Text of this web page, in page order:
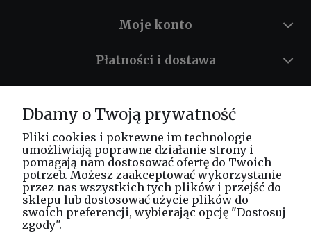
Moje konto
Płatności i dostawa
O nas
Masz pytania? Zadzwoń!
tel. kom. 730 994 188
Dbamy o Twoją prywatność
Pliki cookies i pokrewne im technologie
umożliwiają poprawne działanie strony i
pomagają nam dostosować ofertę do Twoich
potrzeb. Możesz zaakceptować wykorzystanie
przez nas wszystkich tych plików i przejść do
sklepu lub dostosować użycie plików do
swoich preferencji, wybierając opcję "Dostosuj
zgody".